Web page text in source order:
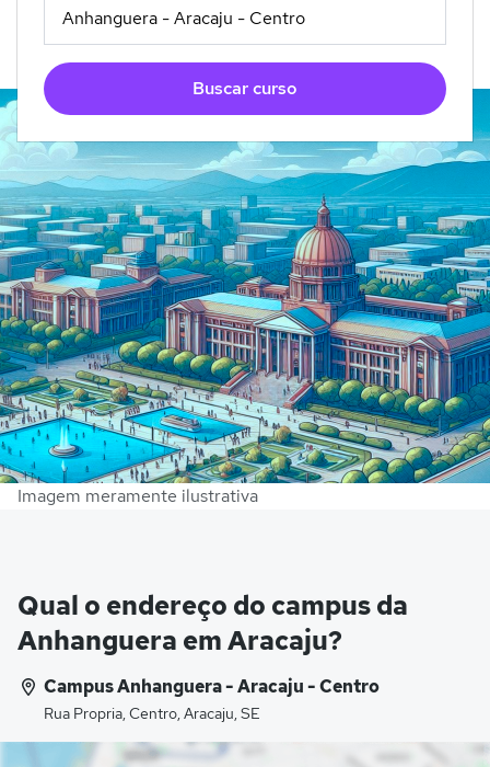
Buscar curso
Imagem meramente ilustrativa
Qual o endereço do campus da
Anhanguera em Aracaju?
Campus Anhanguera - Aracaju - Centro
Rua Propria, Centro, Aracaju, SE